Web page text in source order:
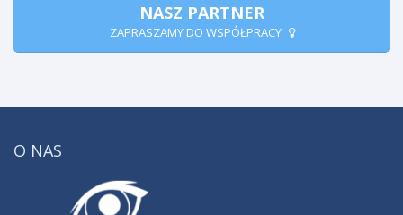
NASZ PARTNER
ZAPRASZAMY DO WSPÓŁPRACY
O NAS